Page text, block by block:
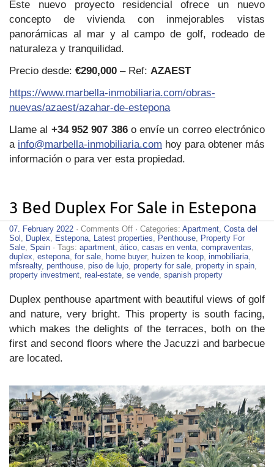
Este nuevo proyecto residencial ofrece un nuevo
concepto de vivienda con inmejorables vistas
panorámicas al mar y al campo de golf, rodeado de
naturaleza y tranquilidad.
Precio desde: €290,000 – Ref: AZAEST
https://www.marbella-inmobiliaria.com/obras-
nuevas/azaest/azahar-de-estepona
Llame al +34 952 907 386o envíe un correo electrónico
a info@marbella-inmobiliaria.com hoy para obtener más
información o para ver esta propiedad.
3 Bed Duplex For Sale in Estepona
07. February 2022 · Comments Offon
3
Bed
Duplex
For
Sale
· Categories: Apartment, Costa del
Sol , Duplex, Estepona, Latest properties, Penthouse, Property For
Sale, Spain · Tags: apartment, ático, casas en venta, compraventas,
duplex, estepona, for sale, home buyer, huizen te koop, inmobiliaria,
mfsrealty, penthouse, piso de lujo, property for sale, property in spain,
property investment, real-estate, se vende, spanish property
Duplex penthouse apartment with beautiful views of golf
and nature, very bright. This property is south facing,
which makes the delights of the terraces, both on the
first and second floors where the Jacuzzi and barbecue
are located.